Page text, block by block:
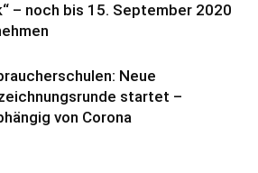
– noch bis 15. September 2020
Neue
startet –
von Corona